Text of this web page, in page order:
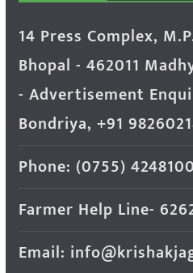
14 Press Complex,
Bhopal - 462011
- Advertisement
Bondriya, +91
Phone: (0755) 4248100
Farmer Help Line-
Email: